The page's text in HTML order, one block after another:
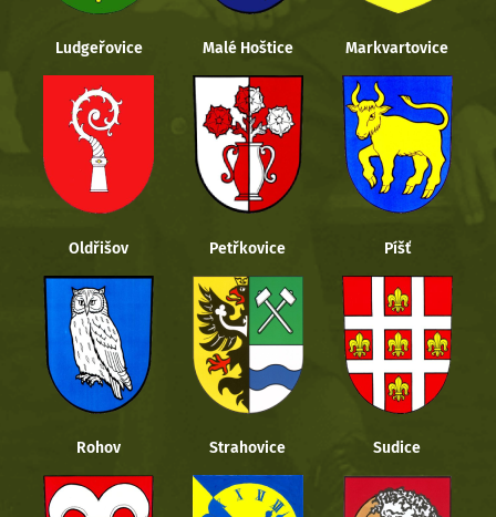
Ludgeřovice Malé Hoštice Markvartovice
Oldřišov Petřkovice Píšť
Rohov Strahovice Sudice